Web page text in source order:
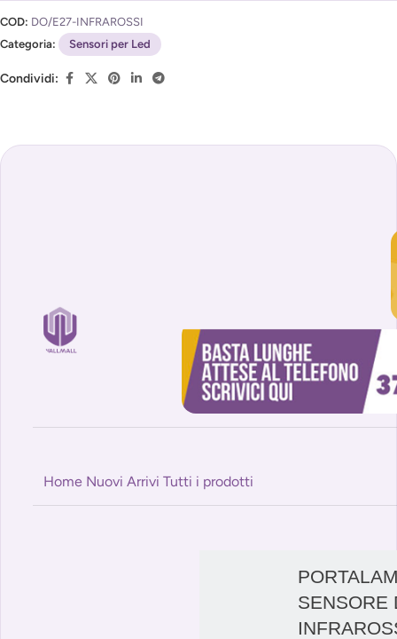
COD: DO/E27-INFRAROSSI
Categoria:
Sensori per Led
Condividi:
Home Nuovi Arrivi Tutti i prodotti
SENSORE